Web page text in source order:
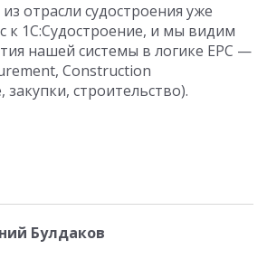
отрасли судостроения уже
к 1С:Судостроение, и мы видим
нашей системы в логике EPC —
Construction
строительство).
Булдаков